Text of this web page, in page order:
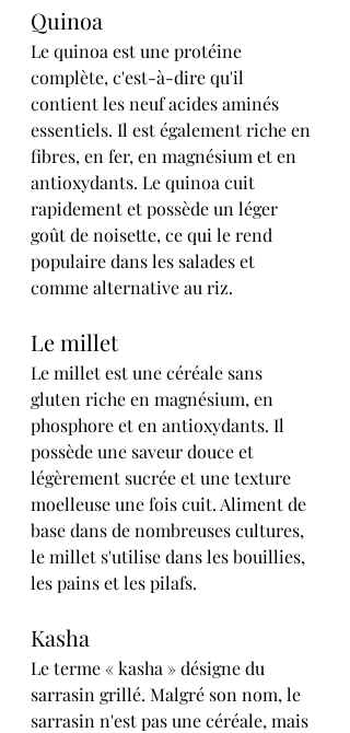
Quinoa
Le quinoa est une protéine
complète, c'est-à-dire qu'il
contient les neuf acides aminés
essentiels. Il est également riche en
fibres, en fer, en magnésium et en
antioxydants. Le quinoa cuit
rapidement et possède un léger
goût de noisette, ce qui le rend
populaire dans les salades et
comme alternative au riz.
Le millet
Le millet est une céréale sans
gluten riche en magnésium, en
phosphore et en antioxydants. Il
possède une saveur douce et
légèrement sucrée et une texture
moelleuse une fois cuit. Aliment de
base dans de nombreuses cultures,
le millet s'utilise dans les bouillies,
les pains et les pilafs.
Kasha
Le terme « kasha » désigne du
sarrasin grillé. Malgré son nom, le
sarrasin n'est pas une céréale, mais